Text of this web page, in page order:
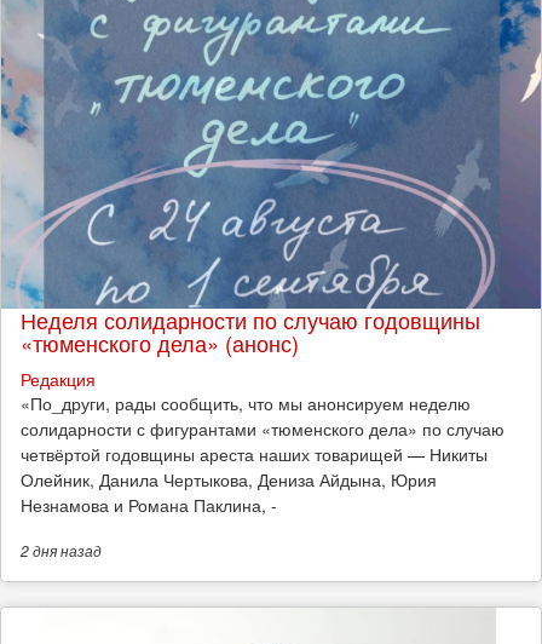
Неделя солидарности по случаю годовщины
«тюменского дела» (анонс)
Редакция
​«По_други, рады сообщить, что мы анонсируем неделю
солидарности с фигурантами «тюменского дела» по случаю
четвёртой годовщины ареста наших товарищей — Никиты
Олейник, Данила Чертыкова, Дениза Айдына, Юрия
Незнамова и Романа Паклина, -
2 дняназад